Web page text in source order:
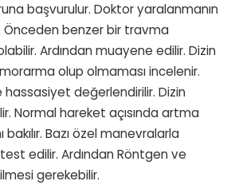
başvurulur. Doktor yaralanmanın
Önceden benzer bir travma
Ardından muayene edilir. Dizin
olup olmaması incelenir.
hassasiyet değerlendirilir. Dizin
Normal hareket açısında artma
Bazı özel manevralarla
test edilir. Ardından Röntgen ve
gerekebilir.